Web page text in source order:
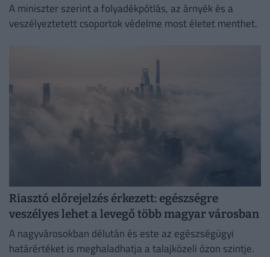
A miniszter szerint a folyadékpótlás, az árnyék és a
veszélyeztetett csoportok védelme most életet menthet.
Riasztó előrejelzés érkezett: egészségre
veszélyes lehet a levegő több magyar városban
A nagyvárosokban délután és este az egészségügyi
határértéket is meghaladhatja a talajközeli ózon szintje.